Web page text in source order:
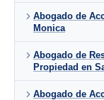
Abogado de
Monica
Abogado de
Propiedad en
Abogado de